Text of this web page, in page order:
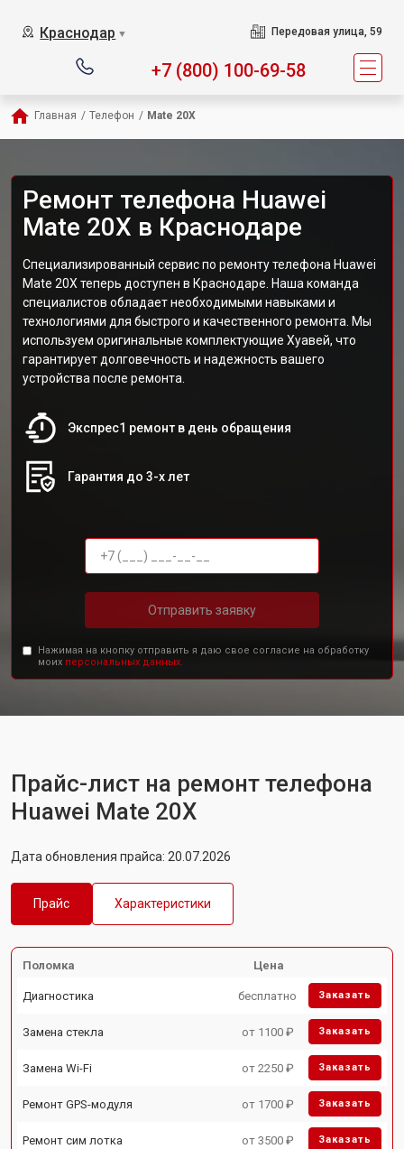
Краснодар ▼ Передовая улица, 59
+7 (800) 100-69-58
Главная / Телефон / Mate 20X
Ремонт телефона Huawei
Mate 20X в Краснодаре
Специализированный сервис по ремонту телефона Huawei
Mate 20X теперь доступен в Краснодаре. Наша команда
специалистов обладает необходимыми навыками и
технологиями для быстрого и качественного ремонта. Мы
используем оригинальные комплектующие Хуавей, что
гарантирует долговечность и надежность вашего
устройства после ремонта.
Экспрес1 ремонт в день обращения
Гарантия до 3-х лет
Отправить заявку
Нажимая на кнопку отправить я даю свое согласие на обработку
моих персональных данных.
Прайс-лист на ремонт телефона
Huawei Mate 20X
Дата обновления прайса: 20.07.2026
Прайс Характеристики
Поломка Цена
Диагностика бесплатно Заказать
Замена стекла от 1100 ₽ Заказать
Замена Wi-Fi от 2250 ₽ Заказать
Ремонт GPS-модуля от 1700 ₽ Заказать
Ремонт сим лотка от 3500 ₽ Заказать